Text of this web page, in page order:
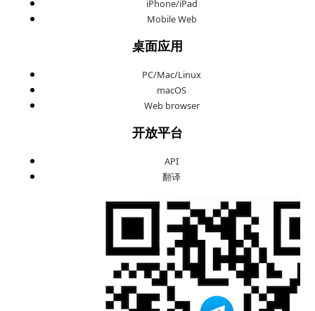
iPhone/iPad
Mobile Web
桌面应用
PC/Mac/Linux
macOS
Web browser
开放平台
API
翻译